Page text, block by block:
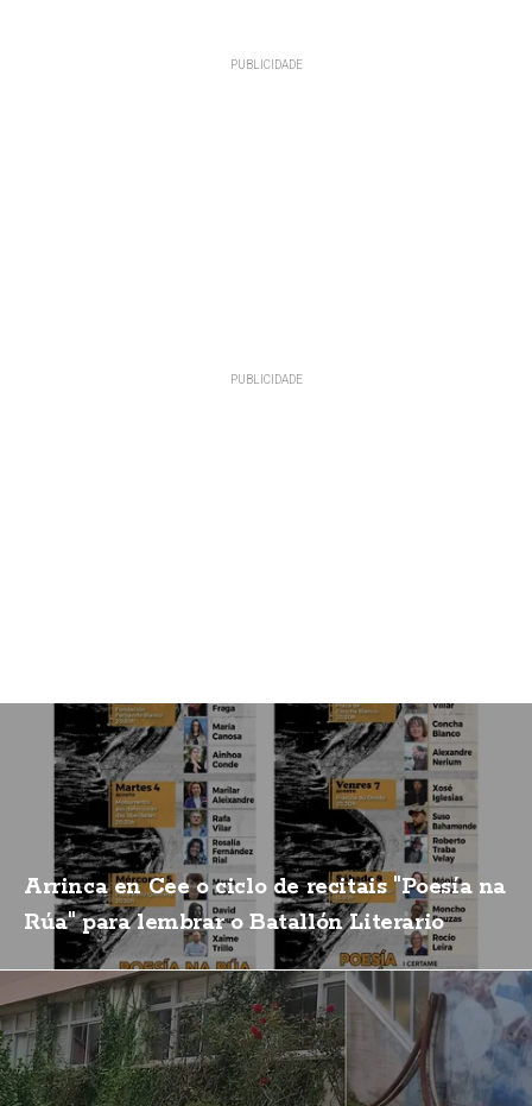
Arrinca en Cee o ciclo de recitais "Poesía na
Rúa" para lembrar o Batallón Literario